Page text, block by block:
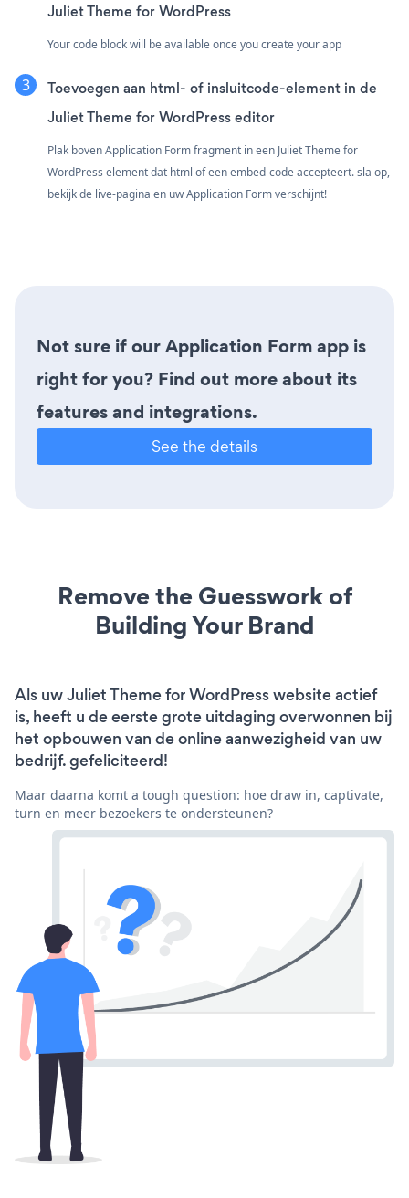
Juliet Theme for WordPress
Your code block will be available once you create your app
Toevoegen aan html- of insluitcode-element in de
Juliet Theme for WordPress editor
Plak boven Application Form fragment in een Juliet Theme for
WordPress element dat html of een embed-code accepteert. sla op,
bekijk de live-pagina en uw Application Form verschijnt!
Not sure if our Application Form app is
right for you? Find out more about its
features and integrations.
See the details
Remove the Guesswork of
Building Your Brand
Als uw Juliet Theme for WordPress website actief
is, heeft u de eerste grote uitdaging overwonnen bij
het opbouwen van de online aanwezigheid van uw
bedrijf. gefeliciteerd!
Maar daarna komt a tough question: hoe draw in, captivate,
turn en meer bezoekers te ondersteunen?